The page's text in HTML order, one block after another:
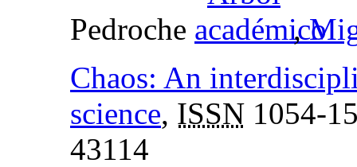
Pedroche ,
Chaos: An
science, ISSN 1054-
43114